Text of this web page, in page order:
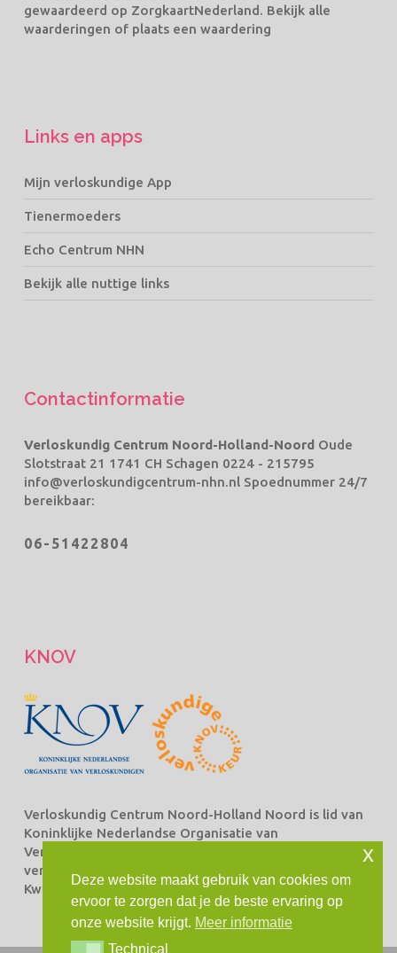
gewaardeerd op ZorgkaartNederland. Bekijk alle
waarderingen of plaats een waardering
Links en apps
Mijn verloskundige App
Tienermoeders
Echo Centrum NHN
Bekijk alle nuttige links
Contactinformatie
Verloskundig Centrum Noord-Holland-Noord Oude
Slotstraat 21 1741 CH Schagen 0224 - 215795
info@verloskundigcentrum-nhn.nlSpoednummer 24/7
bereikbaar:
06-51422804
KNOV
Verloskundig Centrum Noord-Holland Noord is lid van
Koninklijke Nederlandse Organisatie van
Verloskundigen Beroepsorganisatie van en voor
verloskundigen (KNOV) en staat ingeschreven bij het
Kwaliteitsregister Verloskundingen.
Deze website maakt gebruik van cookies om
ervoor te zorgen dat je de beste ervaring op
onze website krijgt. Meer informatie
Technical
x